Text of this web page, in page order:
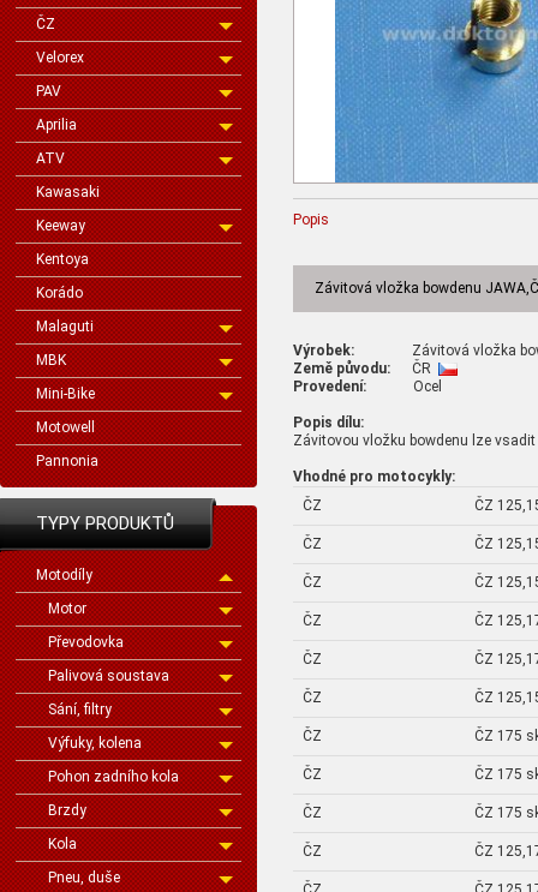
ČZ
Velorex
PAV
Aprilia
ATV
Kawasaki
Keeway
Kentoya
Korádo
Malaguti
MBK
Mini-Bike
Motowell
Pannonia
TYPY PRODUKTŮ
Motodíly
Motor
Převodovka
Palivová soustava
Sání, filtry
Výfuky, kolena
Pohon zadního kola
Brzdy
Kola
Pneu, duše
Popis
Závitová vložka bowdenu
Výrobek: Závitová vložka
Země původu: ČR
Provedení: Ocel
Popis dílu:
Závitovou vložku bowdenu lze
Vhodné pro motocykly:
ČZ
ČZ
ČZ ČZ
ČZ ČZ
ČZ ČZ
ČZ ČZ
ČZ ČZ
ČZ ČZ 175
ČZ ČZ 175
ČZ ČZ 175
ČZ ČZ